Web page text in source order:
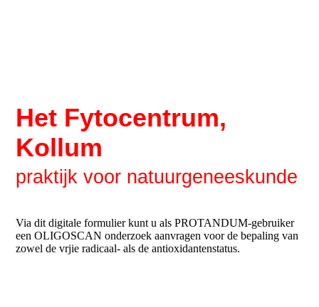
Het Fytocentrum,
Kollum
praktijk voor natuurgeneeskunde
Via dit digitale formulier kunt u als PROTANDUM-gebruiker
een OLIGOSCAN onderzoek aanvragen voor de bepaling van
zowel de vrjie radicaal- als de antioxidantenstatus.